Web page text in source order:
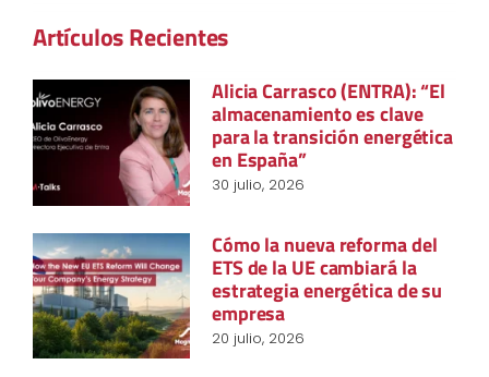
Artículos Recientes
Alicia Carrasco (ENTRA): “El
almacenamiento es clave
para la transición energética
en España”
30 julio, 2026
Cómo la nueva reforma del
ETS de la UE cambiará la
estrategia energética de su
empresa
20 julio, 2026